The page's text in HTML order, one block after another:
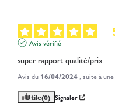
Avis vérifié
super rapport qualité/prix
Avis du 16/04/2024, suite à
Utile(0) Signaler